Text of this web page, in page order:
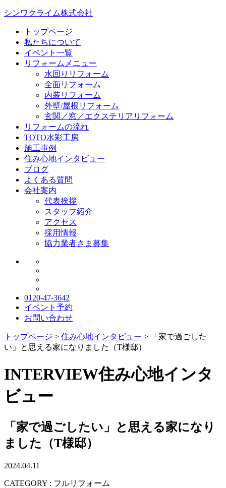
シンワクライム株式会社
トップページ
私たちについて
イベント一覧
リフォームメニュー
水回りリフォーム
全面リフォーム
内装リフォーム
外壁/屋根リフォーム
玄関／窓／エクステリアリフォーム
リフォームの流れ
TOTO水彩工房
施工事例
住み心地インタビュー
ブログ
よくある質問
会社案内
代表挨拶
スタッフ紹介
アクセス
採用情報
協力業者さま募集
0120-47-3642
イベント予約
お問い合わせ
トップページ > 住み心地インタビュー >
「家で過ごした
い」と思える家になりました（T様邸）
INTERVIEW住み心地インタ
ビュー
「家で過ごしたい」と思える家になり
ました（T様邸）
2024.04.11
CATEGORY : フルリフォーム